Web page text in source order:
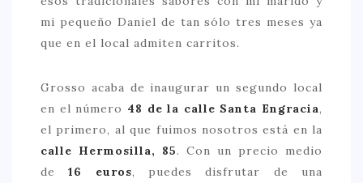
MAPA
CONTACTO
mi pequeño Daniel de tan sólo tres meses ya
que en el local admiten carritos.
Grosso acaba de inaugurar un segundo local
en el número 48 de la calle Santa Engracia,
el primero, al que fuimos nosotros está en la
calle Hermosilla, 85. Con un precio medio
de16 euros, puedes disfrutar de una